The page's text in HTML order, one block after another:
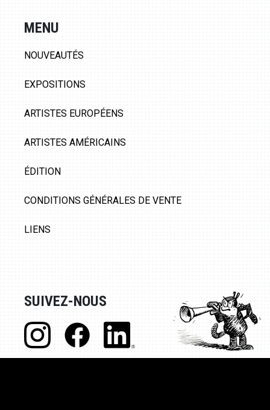
MENU
NOUVEAUTÉS
EXPOSITIONS
ARTISTES EUROPÉENS
ARTISTES AMÉRICAINS
ÉDITION
CONDITIONS GÉNÉRALES DE VENTE
LIENS
SUIVEZ-NOUS